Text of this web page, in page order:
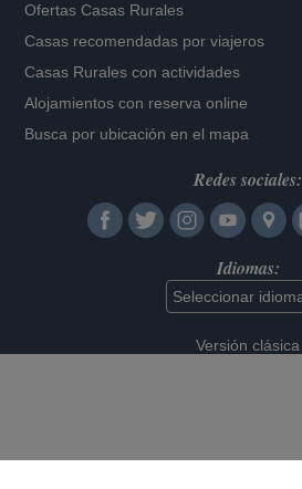
Ofertas Casas Rurales
Casas recomendadas por viajeros
Casas Rurales con actividades
Alojamientos con reserva online
Busca por ubicación en el mapa
Redes sociales:
Idiomas:
Versión clásica